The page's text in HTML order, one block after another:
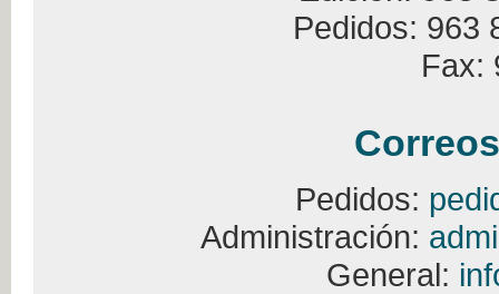
Pedidos: 963
Fax:
Pedidos:
Administración:
General: